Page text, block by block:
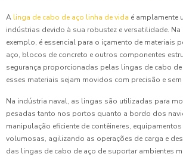
A linga de cabo de aço linha de vida é amplamente
indústrias devido à sua robustez e versatilidade.
exemplo, é essencial para o içamento de materiais
aço, blocos de concreto e outros componentes
segurança proporcionadas pelas lingas de cabo
esses materiais sejam movidos com precisão e
Na indústria naval, as lingas são utilizadas para
pesadas tanto nos portos quanto a bordo dos
manipulação eficiente de contêineres,
volumosas, agilizando as operações de carga e
das lingas de cabo de aço de suportar ambientes